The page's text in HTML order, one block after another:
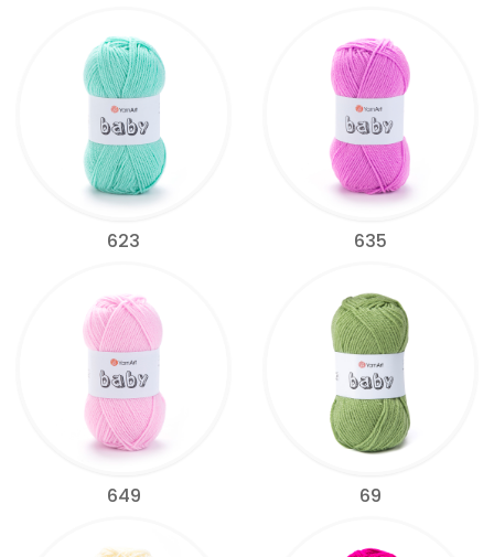
623 635
649 69